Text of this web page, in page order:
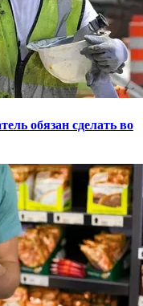
обязан сделать во